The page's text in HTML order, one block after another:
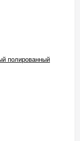
полированный